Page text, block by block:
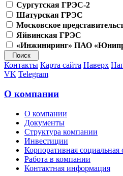
Сургутская ГРЭС-2
Шатурская ГРЭС
Московское
Яйвинская ГРЭС
«Инжиниринг» ПАО
Контакты Карта сайта Наверх
VK Telegram
О компании
О компании
Документы
Структура компании
Инвестиции
Корпоративная социальная
Работа в компании
Контактная информация